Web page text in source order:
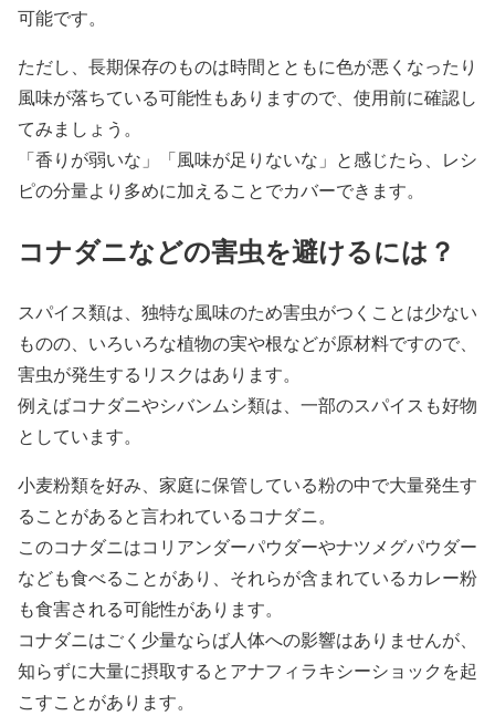
可能です。
ただし、長期保存のものは時間とともに色が悪くなったり
風味が落ちている可能性もありますので、使用前に確認し
てみましょう。
「香りが弱いな」「風味が足りないな」と感じたら、レシ
ピの分量より多めに加えることでカバーできます。
コナダニなどの害虫を避けるには？
スパイス類は、独特な風味のため害虫がつくことは少ない
ものの、いろいろな植物の実や根などが原材料ですので、
害虫が発生するリスクはあります。
例えばコナダニやシバンムシ類は、一部のスパイスも好物
としています。
小麦粉類を好み、家庭に保管している粉の中で大量発生す
ることがあると言われているコナダニ。
このコナダニはコリアンダーパウダーやナツメグパウダー
なども食べることがあり、それらが含まれているカレー粉
も食害される可能性があります。
コナダニはごく少量ならば人体への影響はありませんが、
知らずに大量に摂取するとアナフィラキシーショックを起
こすことがあります。